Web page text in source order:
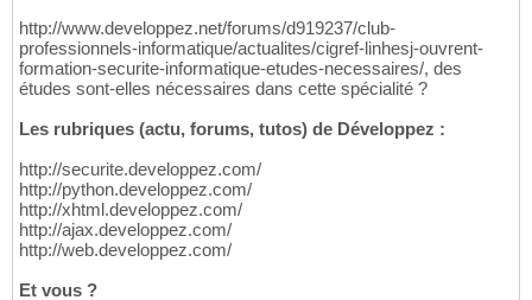
http://www.developpez.net/forums/d919237/club-
professionnels-informatique/actualites/cigref-linhesj-ouvrent-
formation-securite-informatique-etudes-necessaires/, des
études sont-elles nécessaires dans cette spécialité ?
Les rubriques (actu, forums, tutos) de Développez :
http://securite.developpez.com/
http://python.developpez.com/
http://xhtml.developpez.com/
http://ajax.developpez.com/
http://web.developpez.com/
Et vous ?